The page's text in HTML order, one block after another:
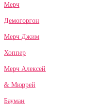
Мерч
Демогоргон
Мерч Джим
Хоппер
Мерч Алексей
& Мюррей
Бауман